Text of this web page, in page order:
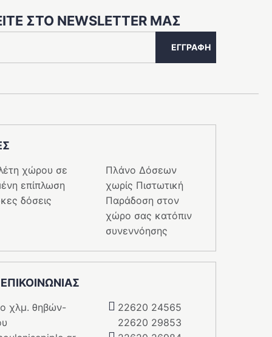
ΣΤΟ NEWSLETTER ΜΑΣ
ΕΓΓΡΑΦΉ
χώρου σε
επίπλωση
Πλάνο Δόσεων
χωρίς Πιστωτική
δόσεις
Παράδοση στον
χώρο σας κατόπιν
συνεννόησης
χλμ. θηβών-
22620 24565
22620 29853